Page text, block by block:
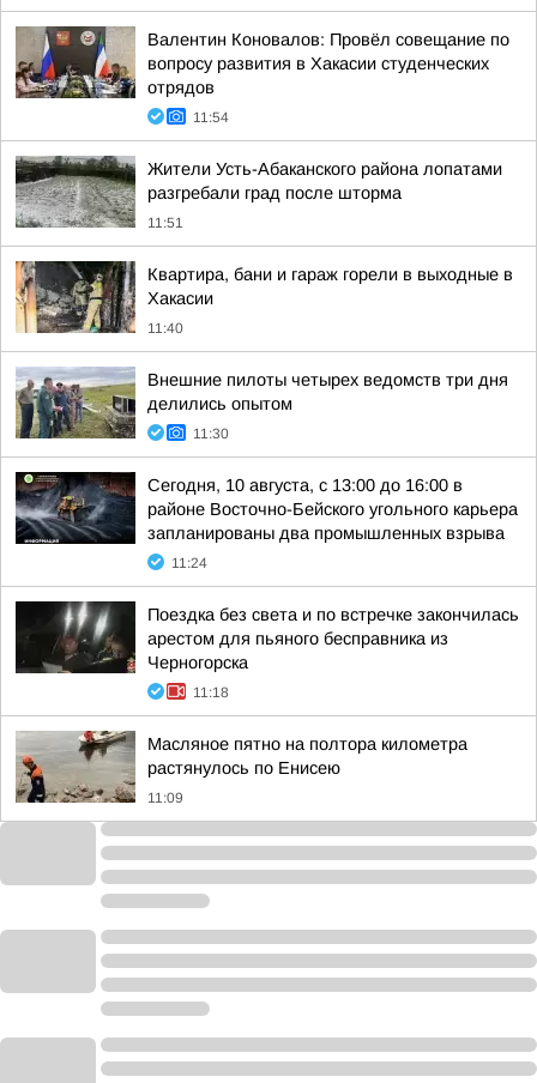
Валентин Коновалов: Провёл совещание по
вопросу развития в Хакасии студенческих
отрядов
11:54
Жители Усть-Абаканского района лопатами
разгребали град после шторма
11:51
Квартира, бани и гараж горели в выходные в
Хакасии
11:40
Внешние пилоты четырех ведомств три дня
делились опытом
11:30
Сегодня, 10 августа, с 13:00 до 16:00 в
районе Восточно-Бейского угольного карьера
запланированы два промышленных взрыва
11:24
Поездка без света и по встречке закончилась
арестом для пьяного бесправника из
Черногорска
11:18
Масляное пятно на полтора километра
растянулось по Енисею
11:09